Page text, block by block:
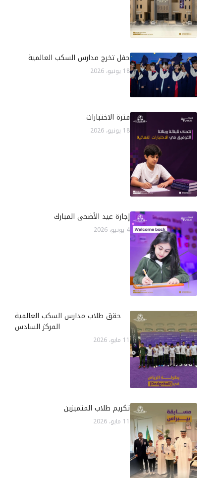
حفل تخرج مدارس السكب العالمية
18 يونيو، 2026
فترة الاختبارات
18 يونيو، 2026
إجازة عيد الأضحى المبارك
4 يونيو، 2026
حقق طلاب مدارس السكب العالمية
المركز السادس
11 مايو، 2026
تكريم طلاب المتميزين
11 مايو، 2026